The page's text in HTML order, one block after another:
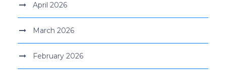
April 2026
March 2026
February 2026